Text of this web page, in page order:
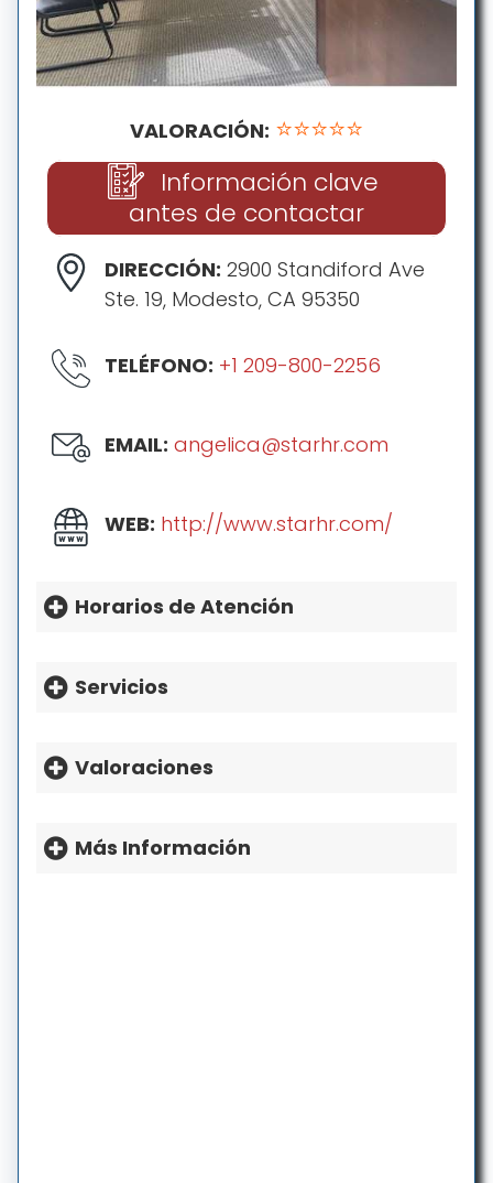
VALORACIÓN: ⭐⭐⭐⭐⭐
Información clave
antes de contactar
DIRECCIÓN: 2900 Standiford Ave
Ste. 19, Modesto, CA 95350
TELÉFONO: +1 209-800-2256
EMAIL: angelica@starhr.com
WEB: http://www.starhr.com/
Horarios de Atención
Lunes: 8a.m.-5p.m.
Jueves: 8a.m.-5p.m.
Sábado: Cerrado
Domingo: Cerrado
Servicios
Valoraciones
Más Información